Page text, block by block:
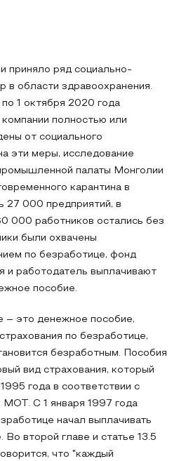
приняло ряд социально-
в области здравоохранения.
1 октября 2020 года
полностью или
от социального
эти меры, исследование
палаты Монголии
карантина в
27 000 предприятий, в
000 работников остались без
были охвачены
по безработице, фонд
и работодатель выплачивают
пособие.
– это денежное пособие,
по безработице,
безработным. Пособия
вид страхования, который
года в соответствии с
С 1 января 1997 года
начал выплачивать
второй главе и статье 13.5
что "каждый